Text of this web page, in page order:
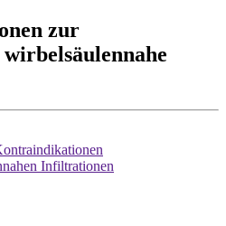
zur
Infiltrationen